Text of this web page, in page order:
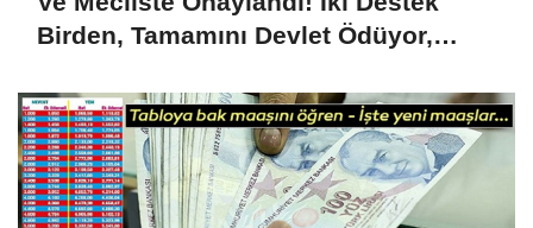
Birden, Tamamını Devlet Ödüyor,